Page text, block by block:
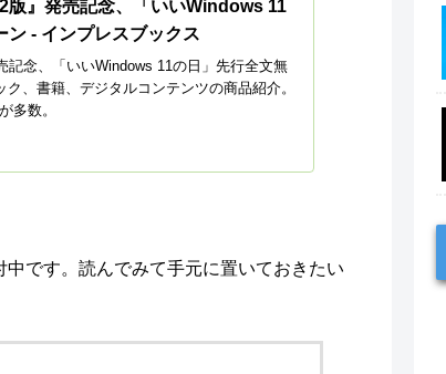
版』発売記念、「いいWindows 11
- インプレスブックス
記念、「いいWindows 11の日」先行全文無
、書籍、デジタルコンテンツの商品紹介。
多数。
です。読んでみて手元に置いておきたい